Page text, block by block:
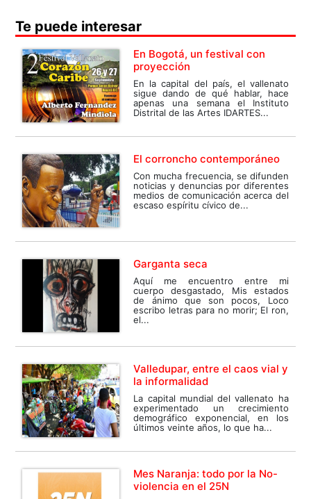
Te puede interesar
En Bogotá, un festival con
proyección
En la capital del país, el vallenato
sigue dando de qué hablar, hace
apenas una semana el Instituto
Distrital de las Artes IDARTES...
El corroncho contemporáneo
Con mucha frecuencia, se difunden
noticias y denuncias por diferentes
medios de comunicación acerca del
escaso espíritu cívico de...
Garganta seca
Aquí me encuentro entre mi
cuerpo desgastado, Mis estados
de ánimo que son pocos, Loco
escribo letras para no morir; El ron,
el...
Valledupar, entre el caos vial y
la informalidad
La capital mundial del vallenato ha
experimentado un crecimiento
demográfico exponencial, en los
últimos veinte años, lo que ha...
Mes Naranja: todo por la No-
violencia en el 25N